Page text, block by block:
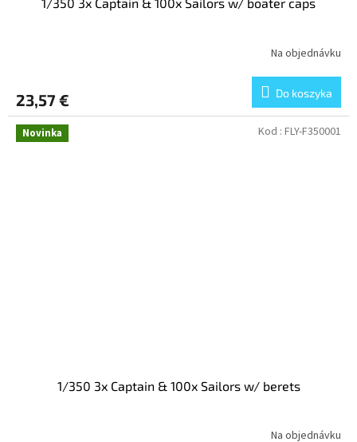
Na objednávku
23,57 € Do koszyka
Novinka
1/350 3x Captain & 100x Sailors w/ berets
Na objednávku
Kod : FLY-F350001